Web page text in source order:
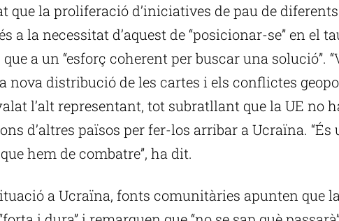
que la proliferació d’iniciatives de pau de
a la necessitat d’aquest de “posicionar-se” en el
a un “esforç coherent per buscar una solució”.
nova distribució de les cartes i els conflictes
l’alt representant, tot subratllant que la UE no
d’altres països per fer-los arribar a Ucraïna. “És
hem de combatre”, ha dit.
a Ucraïna, fonts comunitàries apunten que